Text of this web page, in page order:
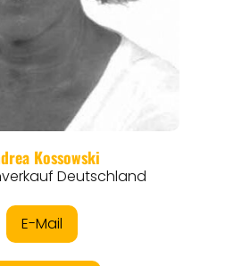
REGIONEN